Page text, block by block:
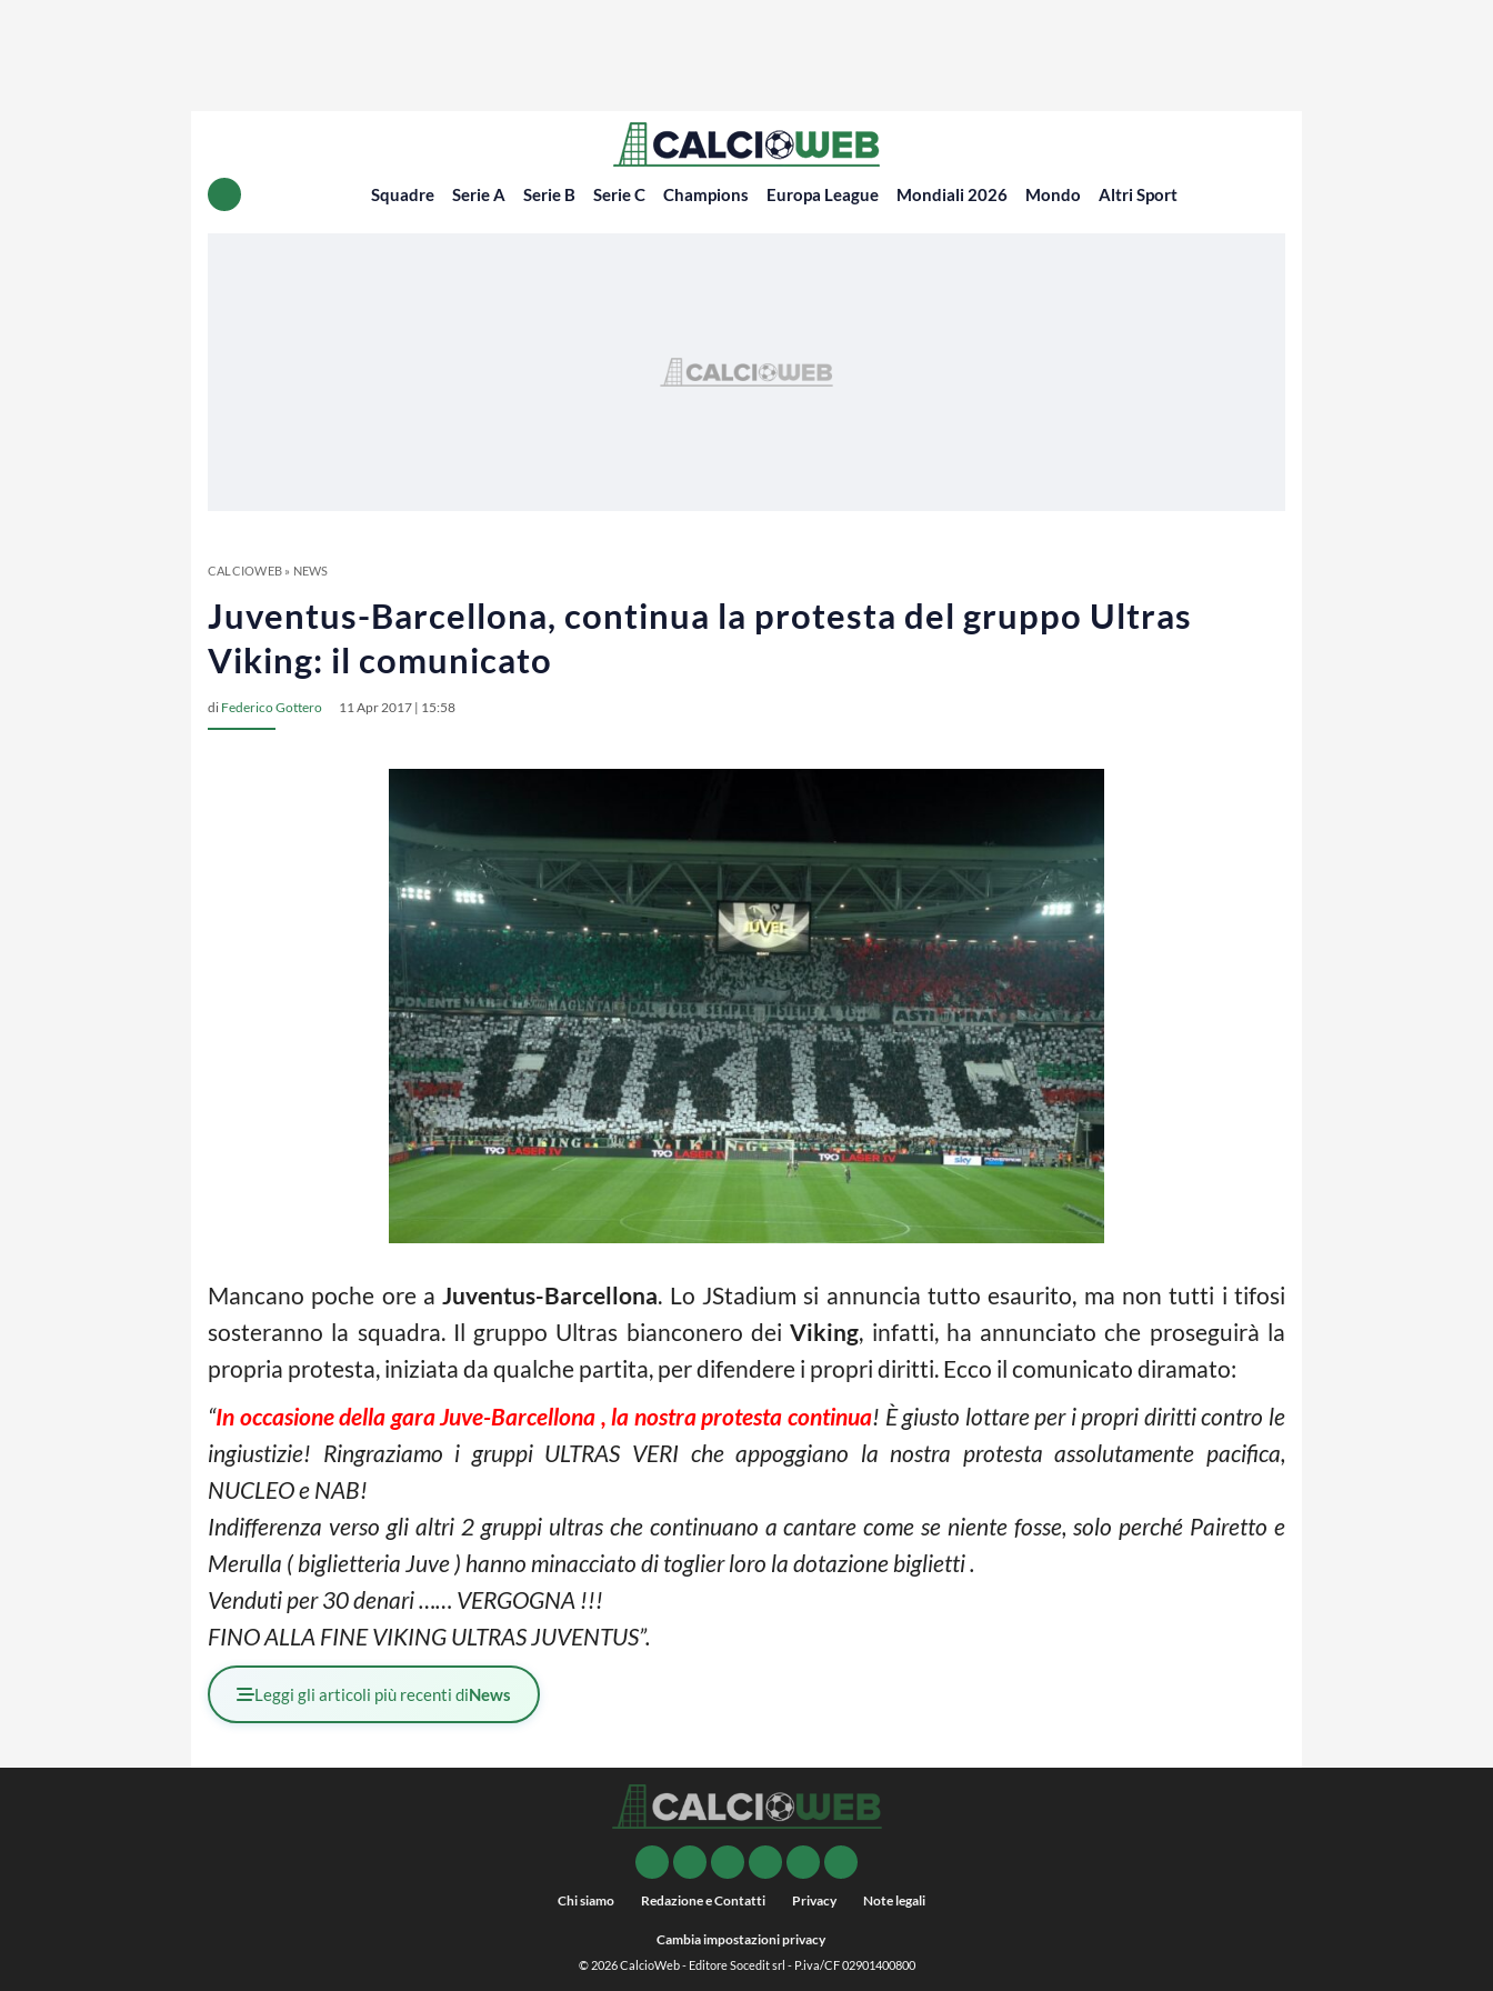
Squadre Serie A Serie B Serie C Champions Europa League Mondiali 2026 Mondo Altri Sport
CALCIOWEB» NEWS
Juventus-Barcellona, continua la protesta del gruppo Ultras
Viking: il comunicato
di Federico Gottero 11 Apr 2017 | 15:58
Mancano poche ore aJuventus-Barcellona. Lo JStadium si annuncia tutto esaurito, ma non tutti i tifosi
sosteranno la squadra. Il gruppo Ultras bianconero deiViking, infatti, ha annunciato che proseguirà la
propria protesta, iniziata da qualche partita, per difendere i propri diritti. Ecco il comunicato diramato:
“In occasione della gara Juve-Barcellona , la nostra protesta continua! È giusto lottare per i propri diritti contro le
ingiustizie! Ringraziamo i gruppi ULTRAS VERI che appoggiano la nostra protesta assolutamente pacifica,
NUCLEO e NAB!
Indifferenza verso gli altri 2 gruppi ultras che continuano a cantare come se niente fosse, solo perché Pairetto e
Merulla ( biglietteria Juve ) hanno minacciato di toglier loro la dotazione biglietti .
Venduti per 30 denari …… VERGOGNA !!!
FINO ALLA FINE VIKING ULTRAS JUVENTUS”.
Leggi gli articoli più recenti diNews
Chi siamo Redazione e Contatti Privacy Note legali
Cambia impostazioni privacy
© 2026CalcioWeb- Editore Socedit srl - P.iva/CF 02901400800